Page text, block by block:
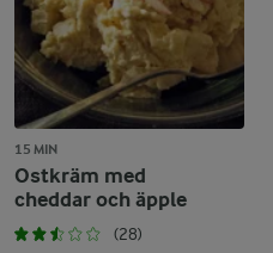
15 MIN
Ostkräm med
cheddar och äpple
(28)